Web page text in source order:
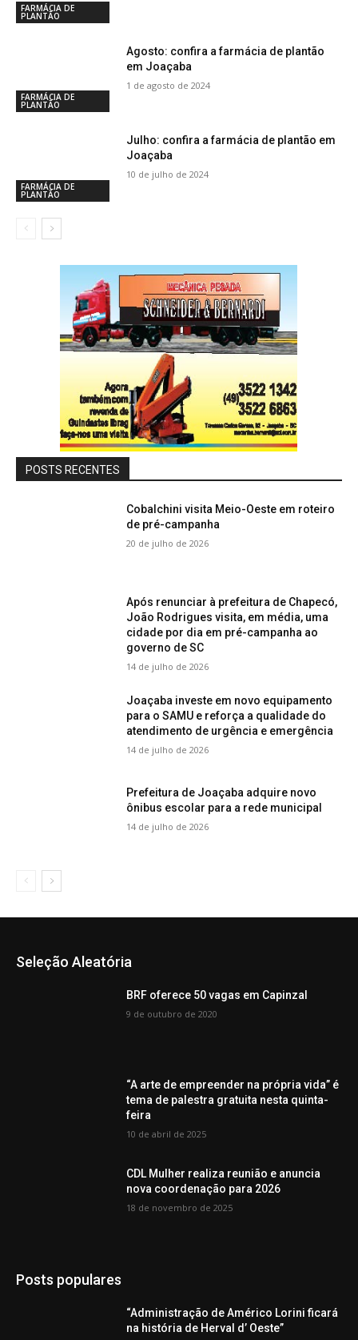
FARMÁCIA DE
PLANTÃO
FARMÁCIA DE
PLANTÃO
Agosto: confira a farmácia de plantão
em Joaçaba
1 de agosto de 2024
FARMÁCIA DE
PLANTÃO
Julho: confira a farmácia de plantão em
Joaçaba
10 de julho de 2024
POSTS RECENTES
Cobalchini visita Meio-Oeste em roteiro
de pré-campanha
20 de julho de 2026
Após renunciar à prefeitura de Chapecó,
João Rodrigues visita, em média, uma
cidade por dia em pré-campanha ao
governo de SC
14 de julho de 2026
Joaçaba investe em novo equipamento
para o SAMU e reforça a qualidade do
atendimento de urgência e emergência
14 de julho de 2026
Prefeitura de Joaçaba adquire novo
ônibus escolar para a rede municipal
14 de julho de 2026
Seleção Aleatória
BRF oferece 50 vagas em Capinzal
9 de outubro de 2020
“A arte de empreender na própria vida” é
tema de palestra gratuita nesta quinta-
feira
10 de abril de 2025
CDL Mulher realiza reunião e anuncia
nova coordenação para 2026
18 de novembro de 2025
Posts populares
“Administração de Américo Lorini ficará
na história de Herval d’ Oeste”